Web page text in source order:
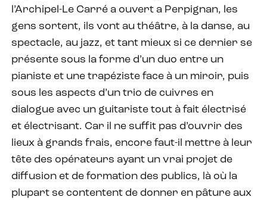
l’Archipel-Le Carré a ouvert a Perpignan, les
gens sortent, ils vont au théâtre, à la danse, au
spectacle, au jazz, et tant mieux si ce dernier se
présente sous la forme d’un duo entre un
pianiste et une trapéziste face à un miroir, puis
sous les aspects d’un trio de cuivres en
dialogue avec un guitariste tout à fait électrisé
et électrisant. Car il ne suffit pas d’ouvrir des
lieux à grands frais, encore faut-il mettre à leur
tête des opérateurs ayant un vrai projet de
diffusion et de formation des publics, là où la
plupart se contentent de donner en pâture aux